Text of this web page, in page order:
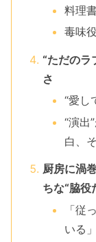
料理
毒味
“ただのラ
さ
“愛し
“演出
白、
厨房に渦
ちな“脇役
「従
いる